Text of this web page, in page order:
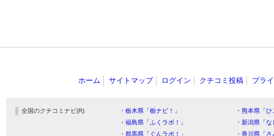
ホーム サイトマップ ログイン クチコミ投稿 プラ
全国のクチコミナビ(R) ・栃木県「栃ナビ！」
・熊本県「
・福島県「ふくラボ！」
・新潟県「
・群馬県「ぐんラボ！」
・香川県「